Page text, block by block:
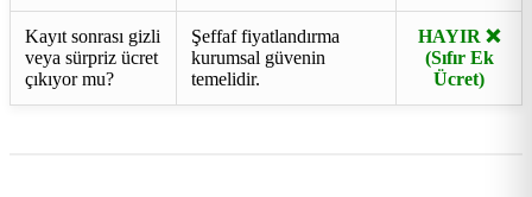
Kayıt sonrası gizli
veya sürpriz ücret
çıkıyor mu?
Şeffaf fiyatlandırma
kurumsal güvenin
temelidir.
HAYIR ❌
(Sıfır Ek
Ücret)